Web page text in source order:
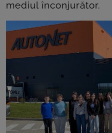
mediul înconjurător.